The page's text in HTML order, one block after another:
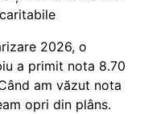
2026, o
a primit nota 8.70
am văzut nota
opri din plâns.